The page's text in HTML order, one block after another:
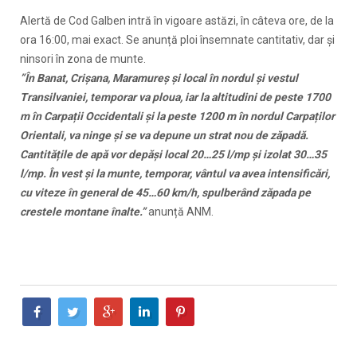
Alertă de Cod Galben intră în vigoare astăzi, în câteva ore, de la
ora 16:00, mai exact. Se anunță ploi însemnate cantitativ, dar și
ninsori în zona de munte.
”În Banat, Crișana, Maramureș și local în nordul și vestul
Transilvaniei, temporar va ploua, iar la altitudini de peste 1700
m în Carpații Occidentali și la peste 1200 m în nordul Carpaților
Orientali, va ninge și se va depune un strat nou de zăpadă.
Cantitățile de apă vor depăși local 20…25 l/mp și izolat 30…35
l/mp. În vest și la munte, temporar, vântul va avea intensificări,
cu viteze în general de 45…60 km/h, spulberând zăpada pe
crestele montane înalte.”anunță ANM.